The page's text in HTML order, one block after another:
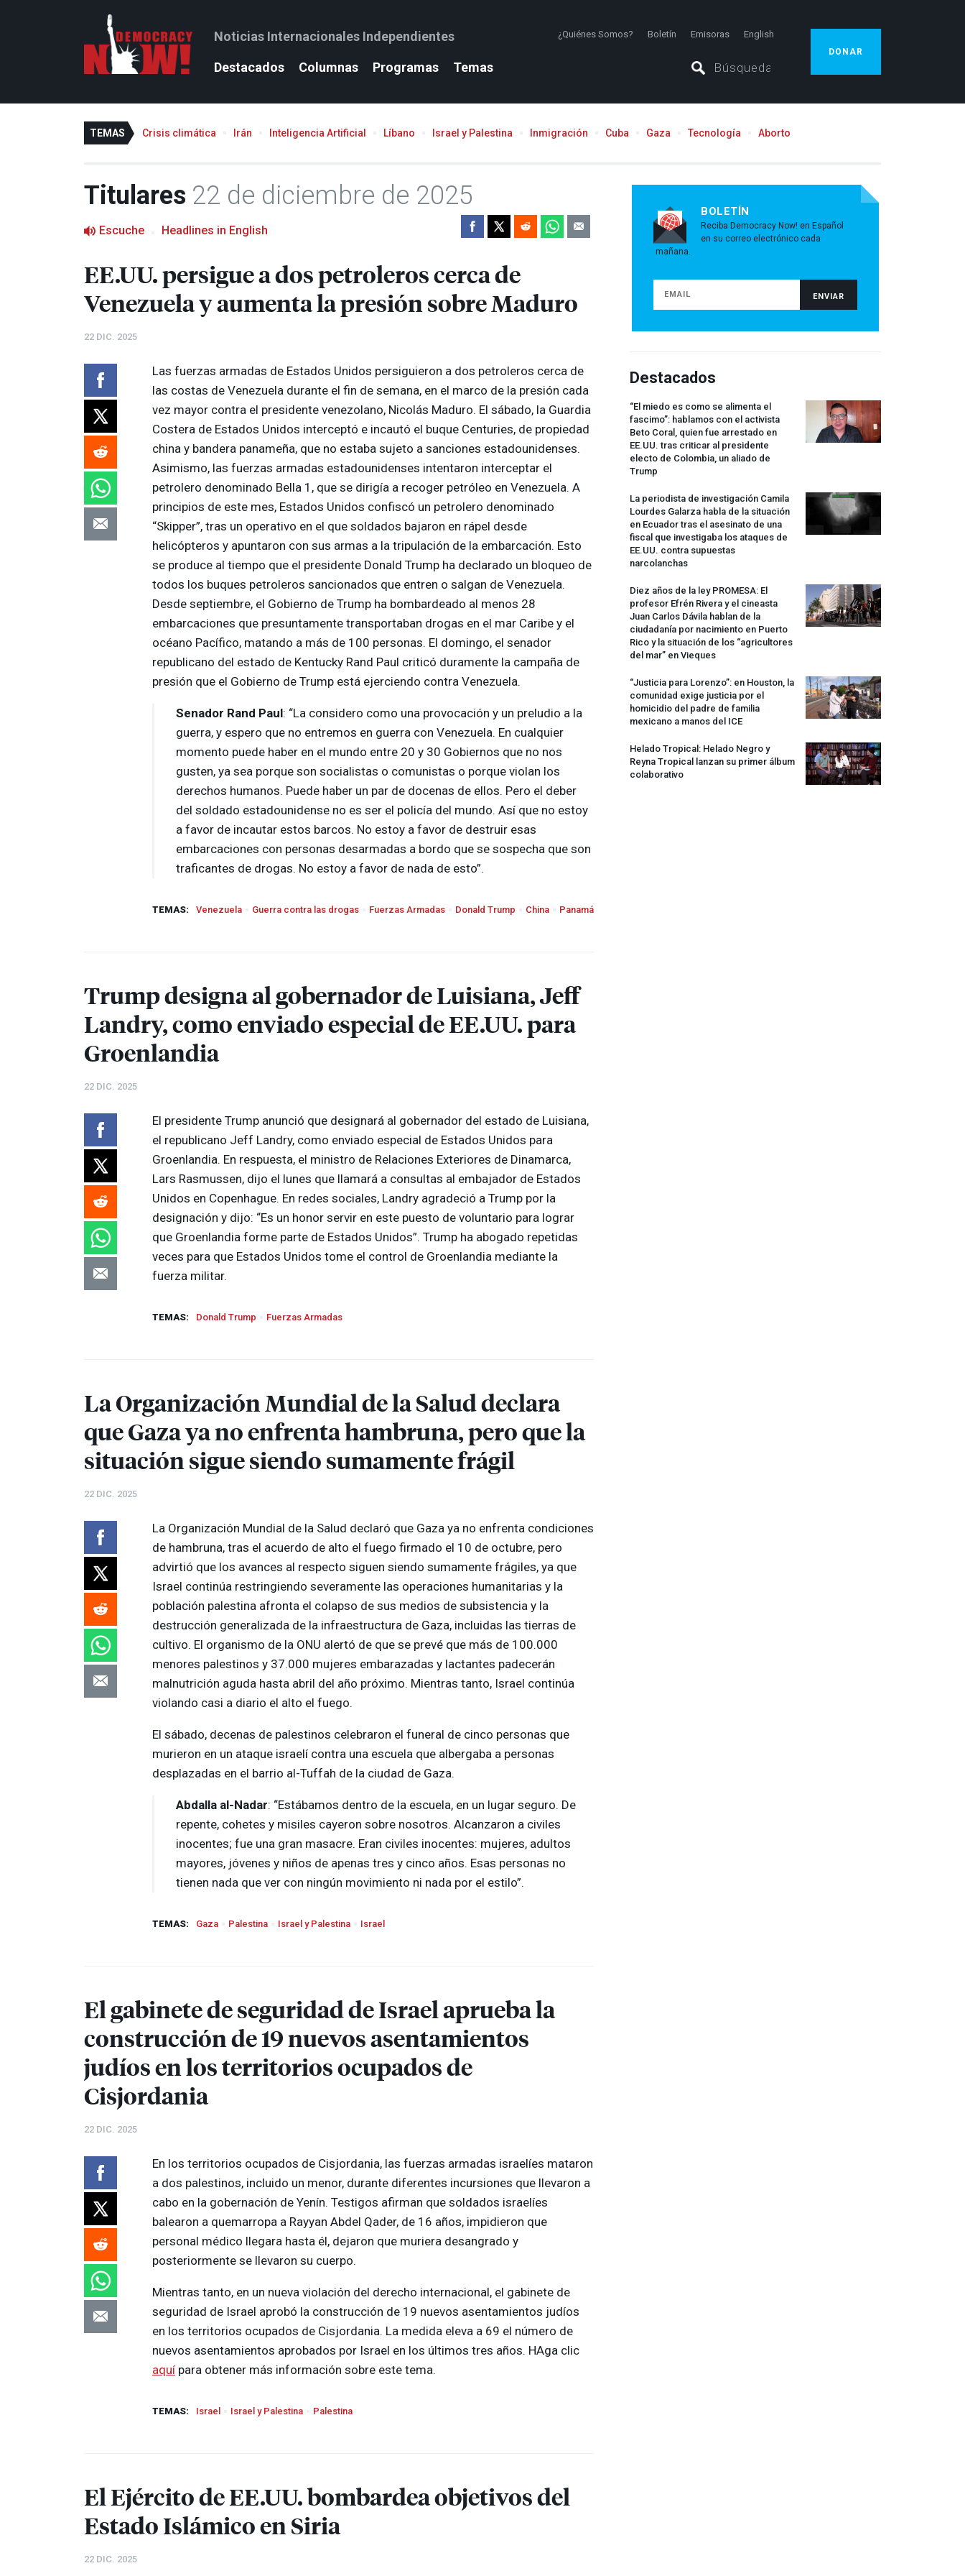
Noticias Internacionales Independientes ¿Quiénes Somos? Boletín Emisoras English
Destacados Columnas Programas Temas
DONAR
TEMAS Crisis climática Irán Inteligencia Artificial Líbano Israel y Palestina Inmigración Cuba Gaza Tecnología Aborto
Titulares 22 de diciembre de 2025
Escuche Headlines in English
EE.UU. persigue a dos petroleros cerca de
Venezuela y aumenta la presión sobre Maduro
22 DIC. 2025
Las fuerzas armadas de Estados Unidos persiguieron a dos petroleros cerca de
las costas de Venezuela durante el fin de semana, en el marco de la presión cada
vez mayor contra el presidente venezolano, Nicolás Maduro. El sábado, la Guardia
Costera de Estados Unidos interceptó e incautó el buque Centuries, de propiedad
china y bandera panameña, que no estaba sujeto a sanciones estadounidenses.
Asimismo, las fuerzas armadas estadounidenses intentaron interceptar el
petrolero denominado Bella 1, que se dirigía a recoger petróleo en Venezuela. A
principios de este mes, Estados Unidos confiscó un petrolero denominado
“Skipper”, tras un operativo en el que soldados bajaron en rápel desde
helicópteros y apuntaron con sus armas a la tripulación de la embarcación. Esto
se produce al tiempo que el presidente Donald Trump ha declarado un bloqueo de
todos los buques petroleros sancionados que entren o salgan de Venezuela.
Desde septiembre, el Gobierno de Trump ha bombardeado al menos 28
embarcaciones que presuntamente transportaban drogas en el mar Caribe y el
océano Pacífico, matando a más de 100 personas. El domingo, el senador
republicano del estado de Kentucky Rand Paul criticó duramente la campaña de
presión que el Gobierno de Trump está ejerciendo contra Venezuela.
Senador Rand Paul: “La considero como una provocación y un preludio a la
guerra, y espero que no entremos en guerra con Venezuela. En cualquier
momento puede haber en el mundo entre 20 y 30 Gobiernos que no nos
gusten, ya sea porque son socialistas o comunistas o porque violan los
derechos humanos. Puede haber un par de docenas de ellos. Pero el deber
del soldado estadounidense no es ser el policía del mundo. Así que no estoy
a favor de incautar estos barcos. No estoy a favor de destruir esas
embarcaciones con personas desarmadas a bordo que se sospecha que son
traficantes de drogas. No estoy a favor de nada de esto”.
TEMAS: Venezuela Guerra contra las drogas Fuerzas Armadas Donald Trump China Panamá
Trump designa al gobernador de Luisiana, Jeff
Landry, como enviado especial de EE.UU. para
Groenlandia
22 DIC. 2025
El presidente Trump anunció que designará al gobernador del estado de Luisiana,
el republicano Jeff Landry, como enviado especial de Estados Unidos para
Groenlandia. En respuesta, el ministro de Relaciones Exteriores de Dinamarca,
Lars Rasmussen, dijo el lunes que llamará a consultas al embajador de Estados
Unidos en Copenhague. En redes sociales, Landry agradeció a Trump por la
designación y dijo: “Es un honor servir en este puesto de voluntario para lograr
que Groenlandia forme parte de Estados Unidos”. Trump ha abogado repetidas
veces para que Estados Unidos tome el control de Groenlandia mediante la
fuerza militar.
TEMAS: Donald Trump Fuerzas Armadas
La Organización Mundial de la Salud declara
que Gaza ya no enfrenta hambruna, pero que la
situación sigue siendo sumamente frágil
22 DIC. 2025
La Organización Mundial de la Salud declaró que Gaza ya no enfrenta condiciones
de hambruna, tras el acuerdo de alto el fuego firmado el 10 de octubre, pero
advirtió que los avances al respecto siguen siendo sumamente frágiles, ya que
Israel continúa restringiendo severamente las operaciones humanitarias y la
población palestina afronta el colapso de sus medios de subsistencia y la
destrucción generalizada de la infraestructura de Gaza, incluidas las tierras de
cultivo. El organismo de la ONU alertó de que se prevé que más de 100.000
menores palestinos y 37.000 mujeres embarazadas y lactantes padecerán
malnutrición aguda hasta abril del año próximo. Mientras tanto, Israel continúa
violando casi a diario el alto el fuego.
El sábado, decenas de palestinos celebraron el funeral de cinco personas que
murieron en un ataque israelí contra una escuela que albergaba a personas
desplazadas en el barrio al-Tuffah de la ciudad de Gaza.
Abdalla al-Nadar: “Estábamos dentro de la escuela, en un lugar seguro. De
repente, cohetes y misiles cayeron sobre nosotros. Alcanzaron a civiles
inocentes; fue una gran masacre. Eran civiles inocentes: mujeres, adultos
mayores, jóvenes y niños de apenas tres y cinco años. Esas personas no
tienen nada que ver con ningún movimiento ni nada por el estilo”.
TEMAS: Gaza Palestina Israel y Palestina Israel
El gabinete de seguridad de Israel aprueba la
construcción de 19 nuevos asentamientos
judíos en los territorios ocupados de
Cisjordania
22 DIC. 2025
En los territorios ocupados de Cisjordania, las fuerzas armadas israelíes mataron
a dos palestinos, incluido un menor, durante diferentes incursiones que llevaron a
cabo en la gobernación de Yenín. Testigos afirman que soldados israelíes
balearon a quemarropa a Rayyan Abdel Qader, de 16 años, impidieron que
personal médico llegara hasta él, dejaron que muriera desangrado y
posteriormente se llevaron su cuerpo.
Mientras tanto, en un nueva violación del derecho internacional, el gabinete de
seguridad de Israel aprobó la construcción de 19 nuevos asentamientos judíos
en los territorios ocupados de Cisjordania. La medida eleva a 69 el número de
nuevos asentamientos aprobados por Israel en los últimos tres años. HAga clic
aquí para obtener más información sobre este tema.
TEMAS: Israel Israel y Palestina Palestina
El Ejército de EE.UU. bombardea objetivos del
Estado Islámico en Siria
22 DIC. 2025
BOLETÍN
Reciba Democracy Now! en Español
en su correo electrónico cada
mañana.
Destacados
“El miedo es como se alimenta el
fascimo”: hablamos con el activista
Beto Coral, quien fue arrestado en
EE.UU. tras criticar al presidente
electo de Colombia, un aliado de
Trump
La periodista de investigación Camila
Lourdes Galarza habla de la situación
en Ecuador tras el asesinato de una
fiscal que investigaba los ataques de
EE.UU. contra supuestas
narcolanchas
Diez años de la ley PROMESA: El
profesor Efrén Rivera y el cineasta
Juan Carlos Dávila hablan de la
ciudadanía por nacimiento en Puerto
Rico y la situación de los “agricultores
del mar” en Vieques
“Justicia para Lorenzo”: en Houston, la
comunidad exige justicia por el
homicidio del padre de familia
mexicano a manos del ICE
Helado Tropical: Helado Negro y
Reyna Tropical lanzan su primer álbum
colaborativo